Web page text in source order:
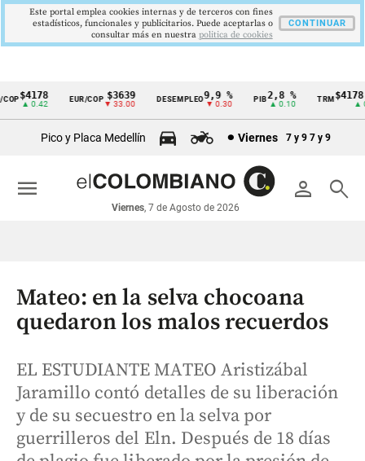
Cintillo
económicos
Colombia
$4178
▲ 0.42
EUR/COP $3639
▼ 33.00
DESEMPLEO9,9 %
▼ 0.30
2,8 %
▲ 0.10
TRM$4178,23
▲ 0.42
Pico y Placa Medellín Viernes 7 y 9 7 y 9
person search
Viernes, 7 de Agosto de 2026
menu
Mateo: en la selva chocoana
quedaron los malos recuerdos
EL ESTUDIANTE MATEO Aristizábal
Jaramillo contó detalles de su liberación
y de su secuestro en la selva por
guerrilleros del Eln. Después de 18 días
Este portal emplea cookies internas y de terceros con fines
estadísticos, funcionales y publicitarios. Puede aceptarlas o
consultar más en nuestra politica de cookies
CONTINUAR